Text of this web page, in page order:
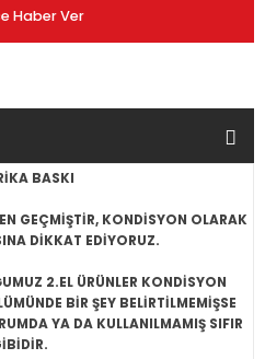
Haber Ver
BASKI
GEÇMİŞTİR, KONDİSYON OLARAK
DİKKAT EDİYORUZ.
2.EL ÜRÜNLER KONDİSYON
BİR ŞEY BELİRTİLMEMİŞSE
YA DA KULLANILMAMIŞ SIFIR